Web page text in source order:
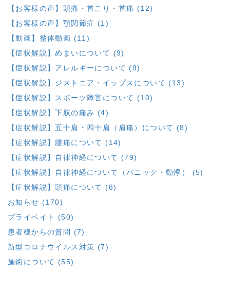
【お客様の声】頭痛・首こり・首痛 (12)
【お客様の声】顎関節症 (1)
【動画】整体動画 (11)
【症状解説】めまいについて (9)
【症状解説】アレルギーについて (9)
【症状解説】ジストニア・イップスについて (13)
【症状解説】スポーツ障害について (10)
【症状解説】下肢の痛み (4)
【症状解説】五十肩・四十肩（肩痛）について (8)
【症状解説】腰痛について (14)
【症状解説】自律神経について (79)
【症状解説】自律神経について（パニック・動悸） (5)
【症状解説】頭痛について (8)
お知らせ (170)
プライベイト (50)
患者様からの質問 (7)
新型コロナウイルス対策 (7)
施術について (55)